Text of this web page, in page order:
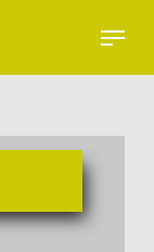
Menu
Close